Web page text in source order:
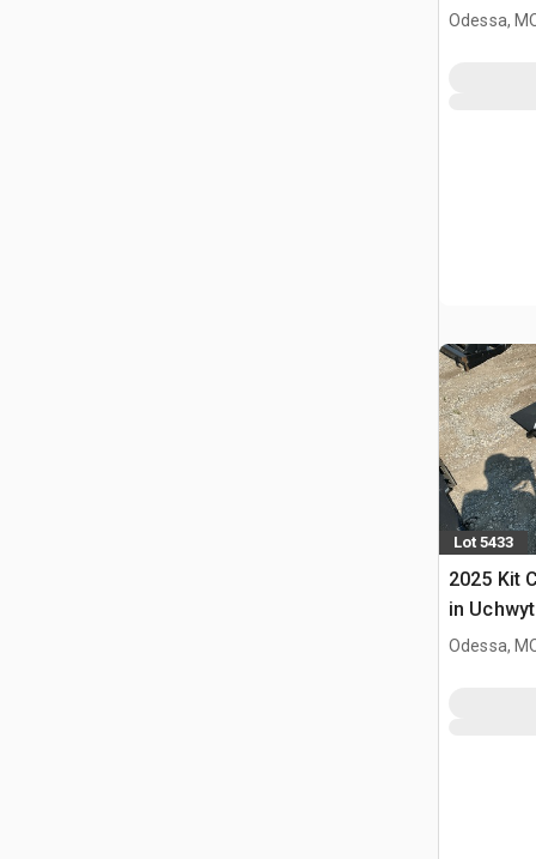
Odessa,
Lot 5433
2025 Kit
in
Odessa,